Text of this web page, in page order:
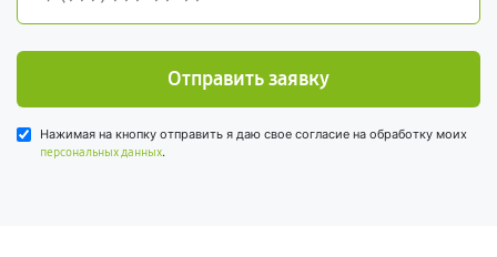
Отправить заявку
Нажимая на кнопку отправить я даю свое согласие на обработку моих
персональных данных.